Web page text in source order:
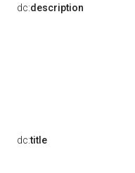
dc:description
dc:title